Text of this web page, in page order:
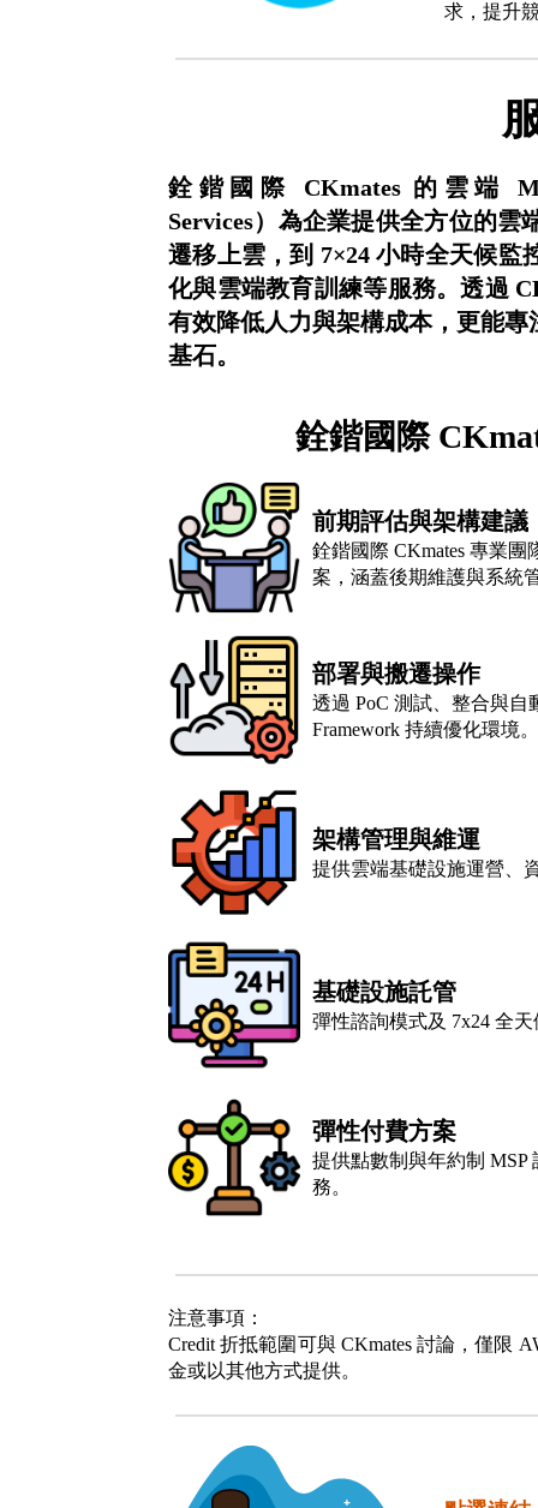
求，提升
銓鍇國際 CKmates 的雲端
Services）為企業提供全方位的
遷移上雲，到 7×24 小時全天候
化與雲端教育訓練等服務。透過
有效降低人力與架構成本，更能
基石。
銓鍇國際
前期評估與架構建議
銓鍇國際 CKmates 專業
案，涵蓋後期維護與系統
部署與搬遷操作
透過 PoC 測試、整合與自
Framework 持續優化環境。
架構管理與維運
提供雲端基礎設施運營、
基礎設施託管
彈性諮詢模式及 7x24 全
彈性付費方案
提供點數制與年約制
務。
注意事項：
Credit 折抵範圍可與 CKmates 討論，僅限
金或以其他方式提供。